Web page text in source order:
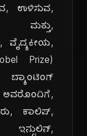
ಉಳಿಸುವ,
ಮತ್ತು,
ವೈದ್ಯಕೀಯ,
Prize)
ಅವರೊಂದಿಗೆ,
ಕಾಲಿಪ್,